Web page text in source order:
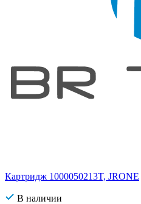
Картридж 1000050213T, JRONE
В наличии